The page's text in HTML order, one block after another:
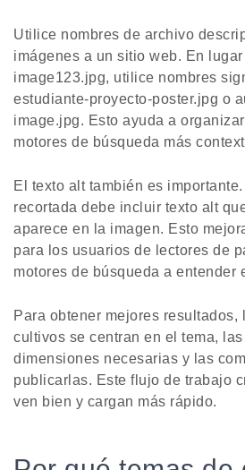
Utilice nombres de archivo
imágenes a un sitio web. En
image123.jpg, utilice nombres
estudiante-proyecto-poster.jpg o
image.jpg. Esto ayuda a
motores de búsqueda más
El texto alt también es
recortada debe incluir texto alt
aparece en la imagen. Esto
para los usuarios de lectores de
motores de búsqueda a entender
Para obtener mejores resultados,
cultivos se centran en el tema,
dimensiones necesarias y las
publicarlas. Este flujo de trabajo
ven bien y cargan más rápido.